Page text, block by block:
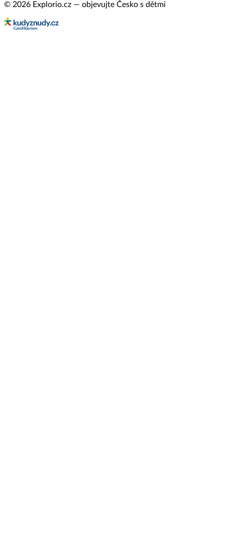
© 2026 Explorio.cz — objevujte Česko s dětmi